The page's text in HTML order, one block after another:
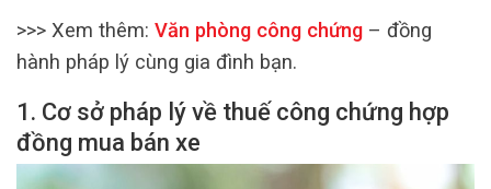
>>> Xem thêm: Văn phòng công chứng – đồng
hành pháp lý cùng gia đình bạn.
1. Cơ sở pháp lý về thuế công chứng hợp
đồng mua bán xe